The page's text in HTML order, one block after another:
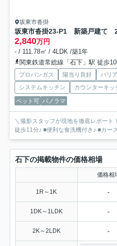
坂東市沓掛
坂東市沓掛23-P1 新築戸建て
2,840万円
- / 111.78㎡ / 4LDK /築1年
関東鉄道常総線「石下」駅 徒歩
プロパンガス 陽当り良好 バリ
システムキッチン
カウンターキッ
ペット可 パノラマ
＼撮影スタッフが現地を徹底レポート
徒歩11分♪ ■便利な食洗機付き♪ ■カー
石下の掲載物件の価格相場
価格相
1R～1K -
1DK～1LDK -
2K～2LDK -